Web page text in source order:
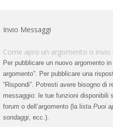
Invio Messaggi
Come apro un argomento o
Per pubblicare un nuovo argomento
argomento”. Per pubblicare una
“Rispondi”. Potresti avere bisogno di
messaggio: le tue funzioni disponibili
forum o dell’argomento (la lista Puoi
sondaggi, ecc.).